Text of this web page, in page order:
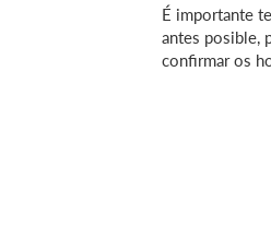
É importante
antes posible,
confirmar os